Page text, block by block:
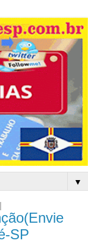
▼
SP